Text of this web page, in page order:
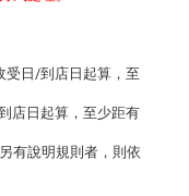
受日/到店日起算，至
店日起算，至少距有
有說明規則者，則依